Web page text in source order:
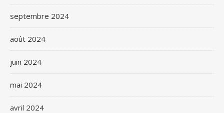
septembre 2024
août 2024
juin 2024
mai 2024
avril 2024